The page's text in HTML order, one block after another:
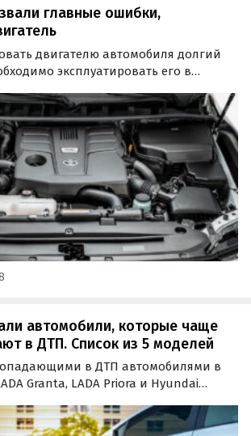
главные ошибки,
двигателю автомобиля долгий
эксплуатировать его в
дали автоэксперты.
автомобили, которые чаще
в ДТП. Список из 5 моделей
в ДТП автомобилями в
Granta, LADA Priora и Hyundai
ВСК».